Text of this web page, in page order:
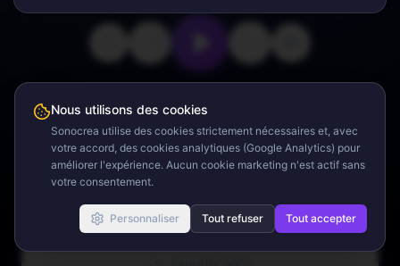
Minuteur
Binaural Sounds
Ambient Sounds
Nous utilisons des cookies
Sonocrea utilise des cookies strictement nécessaires et, avec
votre accord, des cookies analytiques (Google Analytics) pour
améliorer l'expérience. Aucun cookie marketing n'est actif sans
votre consentement.
Personnaliser Tout refuser Tout accepter